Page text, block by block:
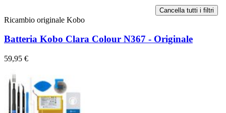
Cancella tutti i filtri
Ricambio originale Kobo
Batteria Kobo Clara Colour N367 - Originale
59,95 €